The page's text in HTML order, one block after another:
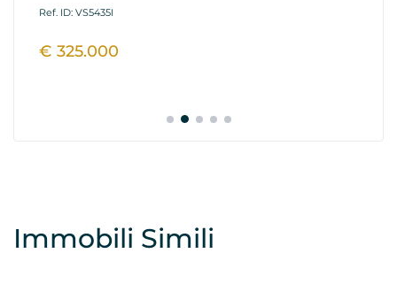
Ref. ID: VS5435I
€ 325.000
Immobili Simili